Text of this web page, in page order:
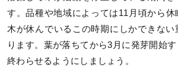
す。品種や地域によっては11月頃から休
木が休んでいるこの時期にしかできな
ります。葉が落ちてから3月に発芽開始
終わらせるようにしましょう。